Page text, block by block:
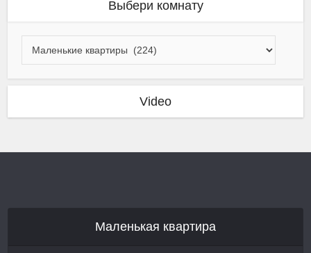
Выбери комнату
Video
Маленькая квартира